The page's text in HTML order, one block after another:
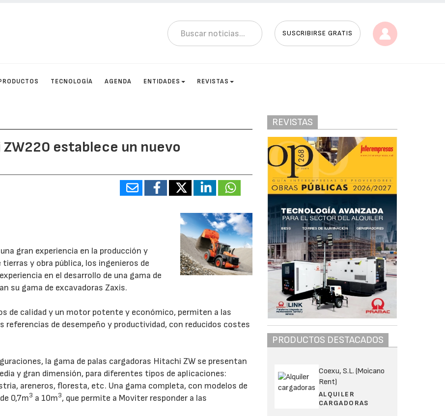
SUSCRIBIRSE GRATIS
TECNOLOGÍA AGENDA ENTIDADES REVISTAS
establece un nuevo
gran experiencia en la producción y
y obra pública, los ingenieros de
en el desarrollo de una gama de
su gama de excavadoras Zaxis.
de calidad y un motor potente y económico, permiten a las
referencias de desempeño y productividad, con reducidos costes
la gama de palas cargadoras Hitachi ZW se presentan
y gran dimensión, para diferentes tipos de aplicaciones:
areneros, floresta, etc. Una gama completa, con modelos de
0,7m3 a 10m3, que permite a Moviter responder a las
REVISTAS
PRODUCTOS DESTACADOS
Coexu, S.L. (Moicano
Rent)
ALQUILER
CARGADORAS